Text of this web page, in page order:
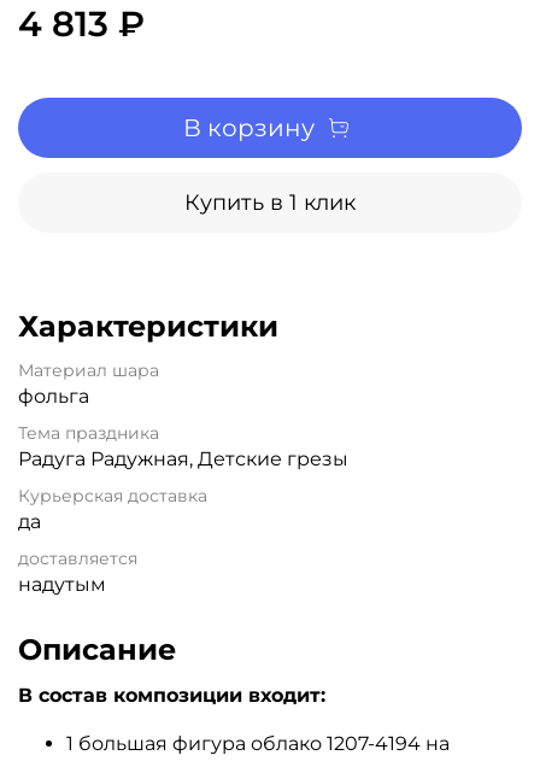
4 813 ₽
В корзину
Купить в 1 клик
Характеристики
Материал шара
фольга
Тема праздника
Радуга Радужная, Детские грезы
Курьерская доставка
да
доставляется
надутым
Описание
В состав композиции входит:
1 большая фигура облако 1207-4194 на